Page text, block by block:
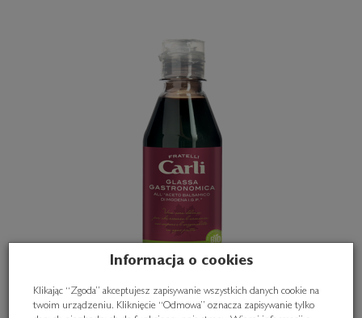
Informacja o cookies
Klikając “Zgoda” akceptujesz zapisywanie wszystkich danych cookie na
twoim urządzeniu. Kliknięcie “Odmowa” oznacza zapisywanie tylko